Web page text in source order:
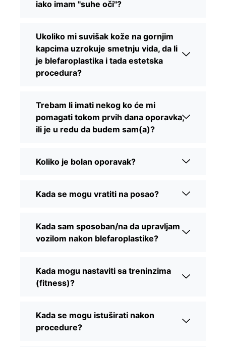
iako imam "suhe oči"?
Ukoliko mi suvišak kože na gornjim
kapcima uzrokuje smetnju vida, da li
je blefaroplastika i tada estetska
procedura?
Trebam li imati nekog ko će mi
pomagati tokom prvih dana oporavka,
ili je u redu da budem sam(a)?
Koliko je bolan oporavak?
Kada se mogu vratiti na posao?
Kada sam sposoban/na da upravljam
vozilom nakon blefaroplastike?
Kada mogu nastaviti sa treninzima
(fitness)?
Kada se mogu istuširati nakon
procedure?